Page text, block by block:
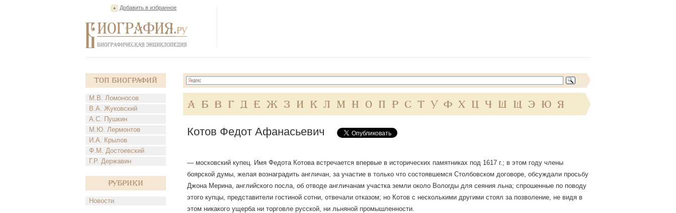
Добавить в избранное
Топ Биографий
М.В. Ломоносов
В.А. Жуковский
А.С. Пушкин
М.Ю. Лермонтов
И.А. Крылов
Ф.М. Достоевский
Г.Р. Державин
Рубрики
Новости
А Б В Г Д Е Ж З И К Л М Н О П Р С Т У Ф Х Ц Ч Ш Щ Э Ю Я
Котов Федот Афанасьевич
— московский купец. Имя Федота Котова встречается впервые в исторических памятниках под 1617 г.; в этом году члены
боярской думы, желая вознаградить англичан, за участие в только что состоявшемся Столбовском договоре, обсуждали просьбу
Джона Мерина, английского посла, об отводе англичанам участка земли около Вологды для сеяния льна; спрошенные по поводу
этого купцы, представители гостиной сотни, отвечали отказом; но Котов с несколькими другими стоял за позволение, не видя в
этом никакого ущерба ни торговле русской, ни льняной промышленности.